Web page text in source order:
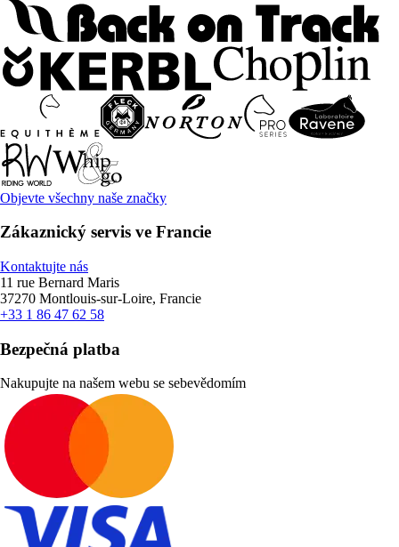
Objevte všechny naše značky
Zákaznický servis ve Francie
Kontaktujte nás
11 rue Bernard Maris
37270 Montlouis-sur-Loire, Francie
+33 1 86 47 62 58
Bezpečná platba
Nakupujte na našem webu se sebevědomím